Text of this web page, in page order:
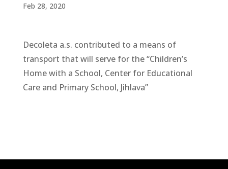
Feb 28, 2020
Decoleta a.s. contributed to a means of
transport that will serve for the “Children’s
Home with a School, Center for Educational
Care and Primary School, Jihlava”